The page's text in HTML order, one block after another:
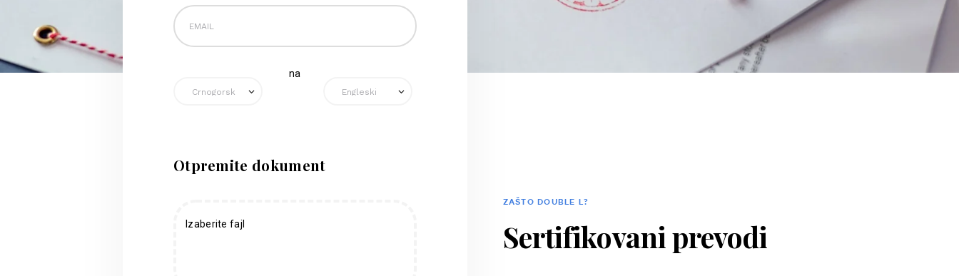
na
Otpremite dokument
Izaberite fajl
ZAŠTO DOUBLE L?
Sertifikovani prevodi